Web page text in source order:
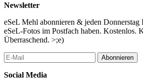
Newsletter
eSeL Mehl abonnieren & jeden
eSeL-Fotos im Postfach haben. Kostenlos.
Überraschend. >;e)
Abonnieren
Social Media